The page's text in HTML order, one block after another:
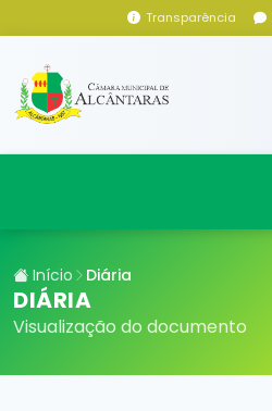
Transparência
Início Diária
DIÁRIA
Visualização do documento